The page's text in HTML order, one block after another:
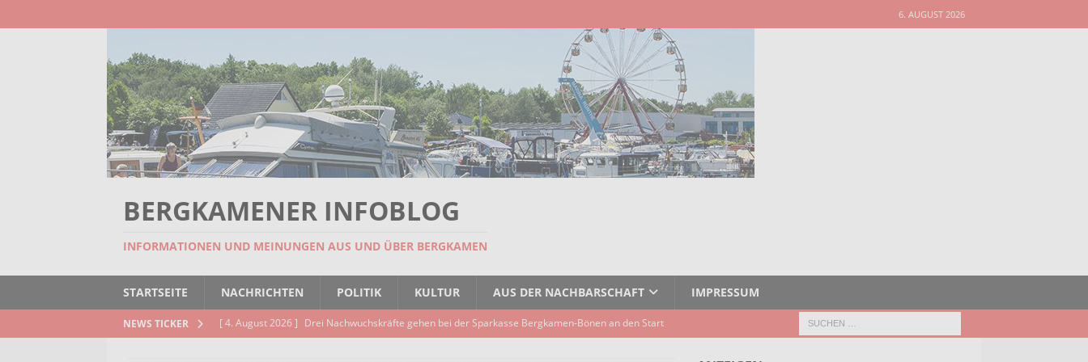
6. AUGUST 2026
BERGKAMENER INFOBLOG
INFORMATIONEN UND MEINUNGEN AUS UND ÜBER BERGKAMEN
STARTSEITE NACHRICHTEN POLITIK KULTUR AUS DER NACHBARSCHAFT IMPRESSUM
NEWS TICKER [ 4. August 2026 ] Drei Nachwuchskräfte gehen bei der Sparkasse Bergkamen-Bönen an den Start